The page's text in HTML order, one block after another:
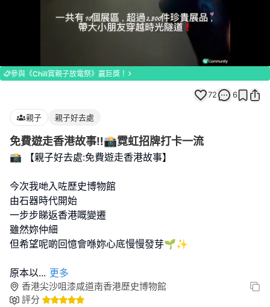
100.00%
參與《Chill賞親子放電祭》贏巨獎！
72 6
親子 親子好去處
免費遊走香港故事‼️📸霓虹招牌打卡一流
📸 【親子好去處:免費遊走香港故事】
今次我哋入咗歷史博物館
由石器時代開始
一步步睇返香港嘅變遷
雖然妳仲細
但希望呢啲回憶會喺妳心底慢慢發芽🌱✨
原本以... 更多
香港尖沙咀漆咸道南香港歷史博物館
評分